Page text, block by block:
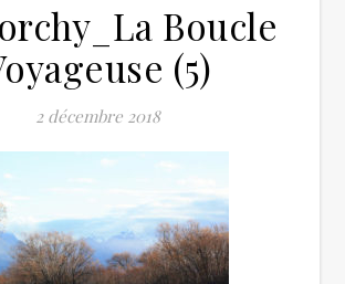
Boucle
(5)
2 décembre 2018